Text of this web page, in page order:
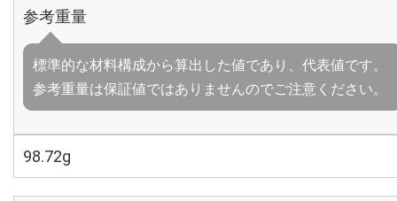
参考重量
標準的な材料構成から算出した値であり、代表値です。
参考重量は保証値ではありませんのでご注意ください。
98.72g